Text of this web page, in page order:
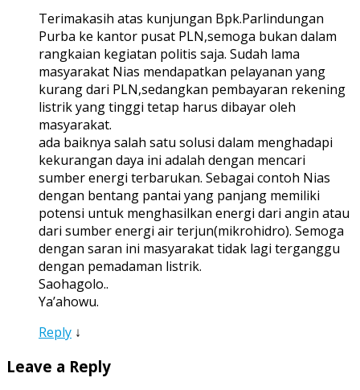
Terimakasih atas kunjungan Bpk.Parlindungan
Purba ke kantor pusat PLN,semoga bukan dalam
rangkaian kegiatan politis saja. Sudah lama
masyarakat Nias mendapatkan pelayanan yang
kurang dari PLN,sedangkan pembayaran rekening
listrik yang tinggi tetap harus dibayar oleh
masyarakat.
ada baiknya salah satu solusi dalam menghadapi
kekurangan daya ini adalah dengan mencari
sumber energi terbarukan. Sebagai contoh Nias
dengan bentang pantai yang panjang memiliki
potensi untuk menghasilkan energi dari angin atau
dari sumber energi air terjun(mikrohidro). Semoga
dengan saran ini masyarakat tidak lagi terganggu
dengan pemadaman listrik.
Saohagolo..
Ya’ahowu.
Reply ↓
Leave a Reply